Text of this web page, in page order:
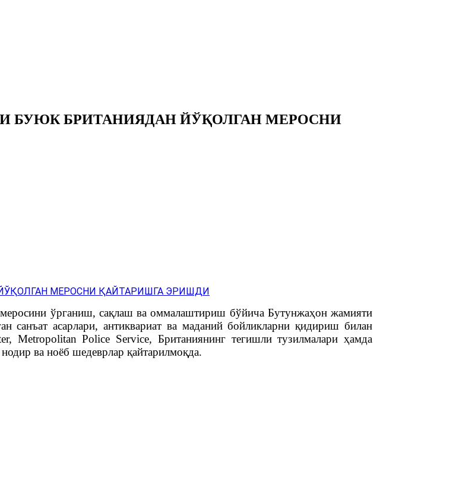
БУЮК БРИТАНИЯДАН ЙЎҚОЛГАН МЕРОСНИ
ўрганиш, сақлаш ва оммалаштириш бўйича Бутунжаҳон жамияти
асарлари, антиквариат ва маданий бойликларни қидириш билан
Metropolitan Police Service, Британиянинг тегишли тузилмалари ҳамда
ва ноёб шедеврлар қайтарилмоқда.